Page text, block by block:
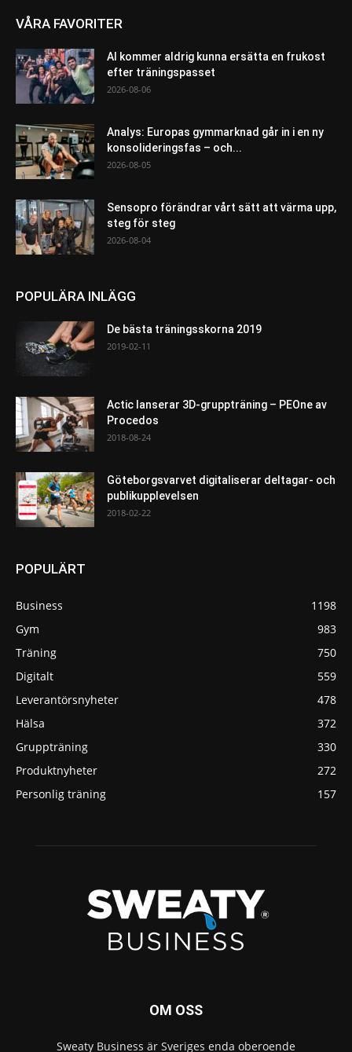
VÅRA FAVORITER
AI kommer aldrig kunna ersätta en frukost
efter träningspasset
2026-08-06
Analys: Europas gymmarknad går in i en ny
konsolideringsfas – och...
2026-08-05
Sensopro förändrar vårt sätt att värma upp,
steg för steg
2026-08-04
POPULÄRA INLÄGG
De bästa träningsskorna 2019
2019-02-11
Actic lanserar 3D-gruppträning – PEOne av
Procedos
2018-08-24
Göteborgsvarvet digitaliserar deltagar- och
publikupplevelsen
2018-02-22
POPULÄRT
Business
1198
Gym
983
Träning
750
Digitalt
559
Leverantörsnyheter
478
Hälsa
372
Gruppträning
330
Produktnyheter
272
Personlig träning
157
OM OSS
Sweaty Business är Sveriges enda oberoende